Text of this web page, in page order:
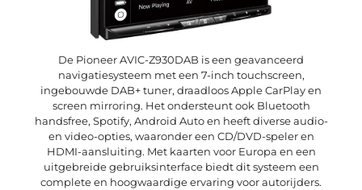
De Pioneer AVIC-Z930DAB is een geavanceerd
navigatiesysteem met een 7-inch touchscreen,
ingebouwde DAB+ tuner, draadloos Apple CarPlay en
screen mirroring. Het ondersteunt ook Bluetooth
handsfree, Spotify, Android Auto en heeft diverse audio-
en video-opties, waaronder een CD/DVD-speler en
HDMI-aansluiting. Met kaarten voor Europa en een
uitgebreide gebruiksinterface biedt dit systeem een
complete en hoogwaardige ervaring voor autorijders.